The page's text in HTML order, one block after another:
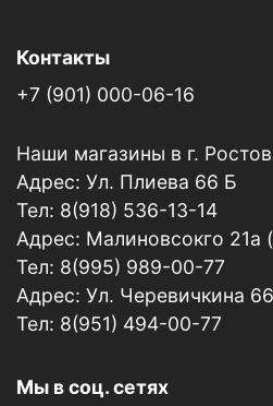
Контакты
+7 (901) 000-06-16
Наши магазины в г.
Адрес: Ул. Плиева 66 Б
Тел: 8(918) 536-13-14
Адрес: Малиновсокго 21а
Тел: 8(995) 989-00-77
Адрес: Ул. Черевичкина 66
Тел: 8(951) 494-00-77
Мы в соц. сетях